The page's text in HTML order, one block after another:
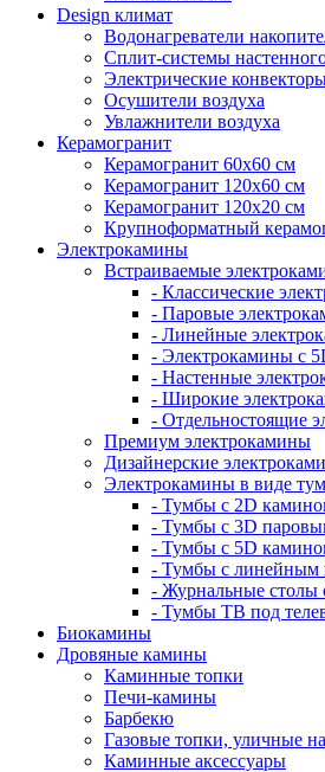
Design климат
Водонагреватели
Сплит-системы
Электрические
Осушители воздуха
Увлажнители воздуха
Керамогранит
Керамогранит 60х60 см
Керамогранит 120х60 см
Керамогранит 120х20 см
Крупноформатный
Электрокамины
Встраиваемые
- Классические
- Паровые
- Линейные
- Электрокамины с
- Настенные
- Широкие
- Отдельностоящие
Премиум электрокамины
Дизайнерские
Электрокамины в виде
- Тумбы с 2D
- Тумбы с 3D
- Тумбы с 5D
- Тумбы с линейным
- Журнальные столы
- Тумбы ТВ под
Биокамины
Дровяные камины
Каминные топки
Печи-камины
Барбекю
Газовые топки, уличные
Каминные аксессуары